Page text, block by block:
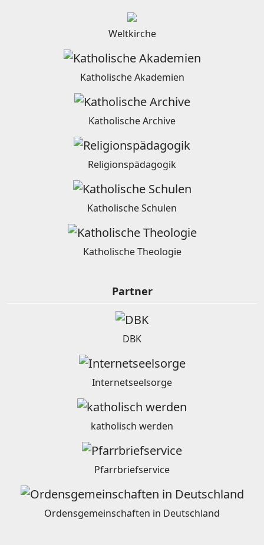
Weltkirche
Katholische Akademien
Katholische Archive
Religionspädagogik
Katholische Schulen
Katholische Theologie
Partner
DBK
Internetseelsorge
katholisch werden
Pfarrbriefservice
Ordensgemeinschaften in Deutschland